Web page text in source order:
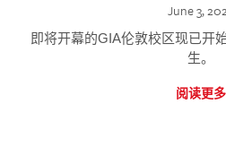
June 3,
即将开幕的GIA伦敦校区现已开
生。
阅读更多